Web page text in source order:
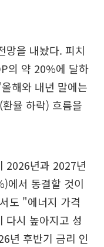
망을 내놨다. 피치
의 약 20%에 달하
해와 내년 말에는
율 하락) 흐름을
2026년과 2027년
에서 동결할 것이
도 "에너지 가격
다시 높아지고 성
년 후반기 금리 인